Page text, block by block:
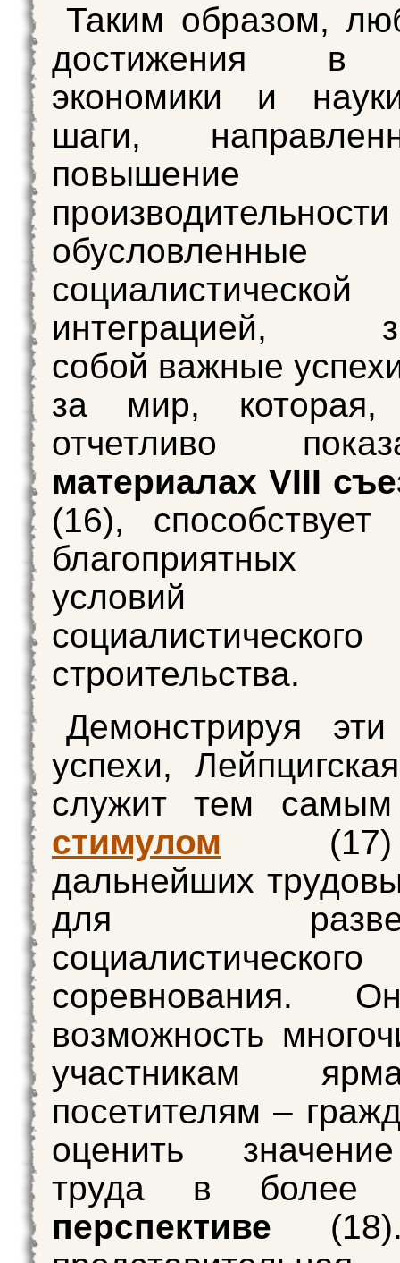
Таким образом,
достижения в
экономики и
шаги,
повышение
обусловленные
социалистической
интеграцией,
собой важные
за мир,
отчетливо
материалах VIII
(16), способствует
благоприятных
социалистического
строительства.
Демонстрируя
успехи,
служит тем
стимулом
дальнейших
для
социалистического
соревнования.
возможность
участникам
посетителям –
оценить
труда в
перспективе